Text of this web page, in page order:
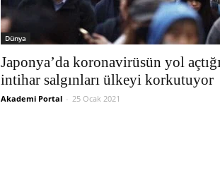
Dünya
Japonya’da koronavirüsün yol
intihar salgınları ülkeyi korkutuyor
Akademi Portal - 25 Ocak 2021